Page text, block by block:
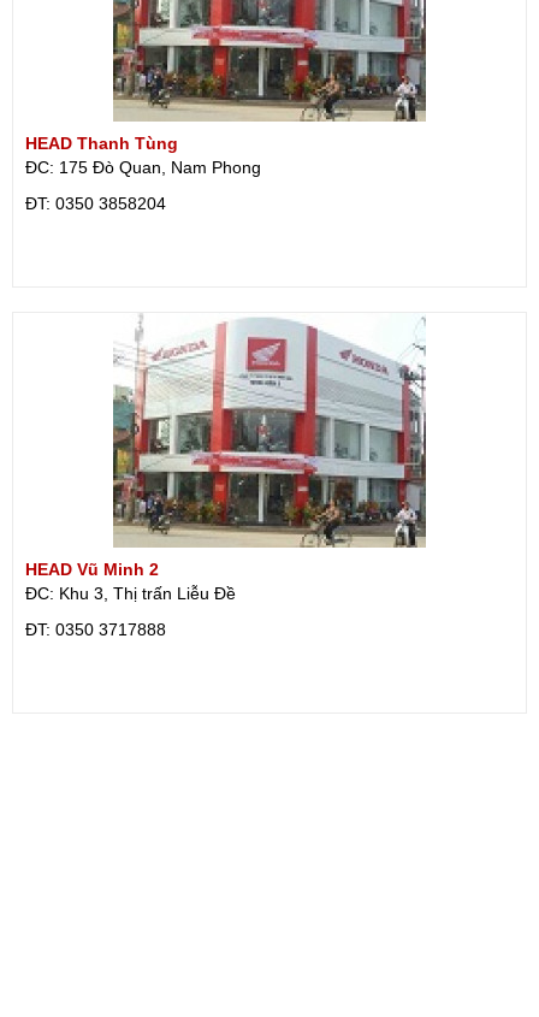
HEAD Thanh Tùng
ĐC: 175 Đò Quan, Nam Phong
ÐT: 0350 3858204
HEAD Vũ Minh 2
ĐC: Khu 3, Thị trấn Liễu Đề
ÐT: 0350 3717888